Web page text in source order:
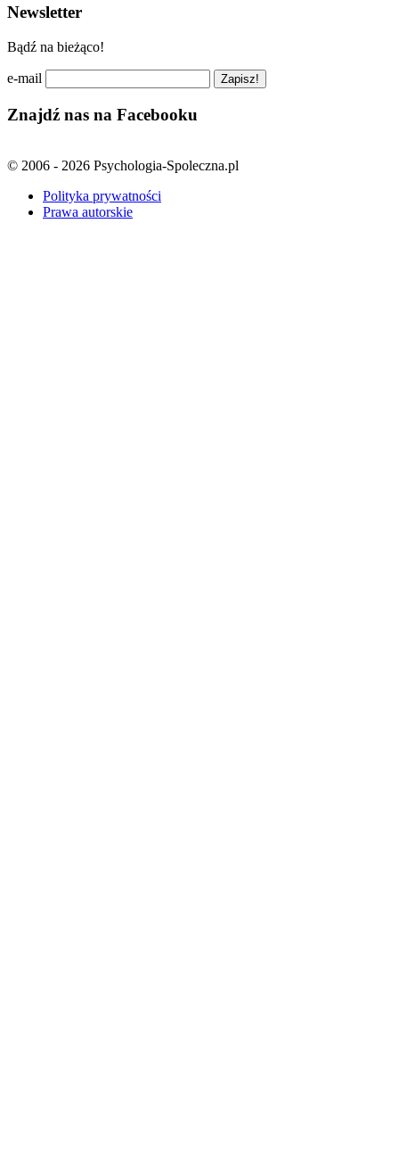
Newsletter
Bądź na bieżąco!
e-mail
Znajdź nas na Facebooku
© 2006 - 2026 Psychologia-Spoleczna.pl
Polityka prywatności
Prawa autorskie